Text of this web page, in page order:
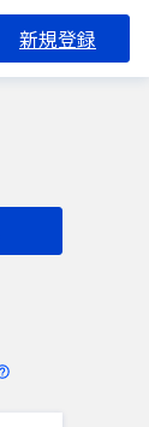
新規登録